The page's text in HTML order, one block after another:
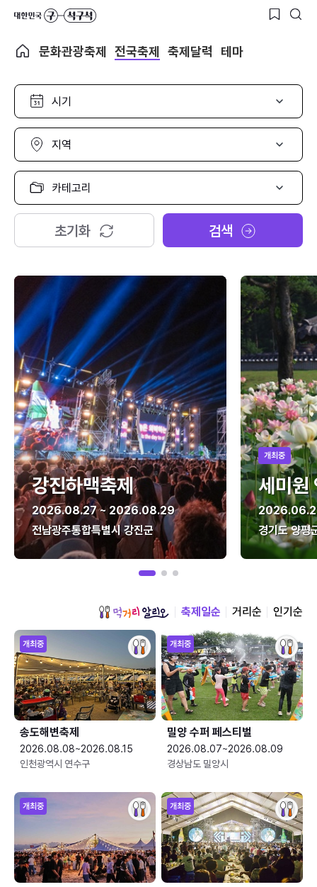
문화관광축제 전국축제 축제달력 테마
시
선
택
지
선
택
카
고
리
택
초기화 검색
강진하맥축제
2026.08.27 ~ 2026.08.29
전남광주통합특별시 강진군
개최중
세미원
경기도 양평
축제일순 거리순 인기순
개최중
송도해변축제
2026.08.08~2026.08.15
인천광역시 연수구
개최중
밀양 수퍼 페스티벌
2026.08.07~2026.08.09
경상남도 밀양시
개최중 개최중